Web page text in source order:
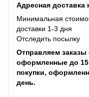
Адресная
Минимальная
доставки 1-3 дня
Отследить посылку
Отправляем
оформленные до
покупки,
день.